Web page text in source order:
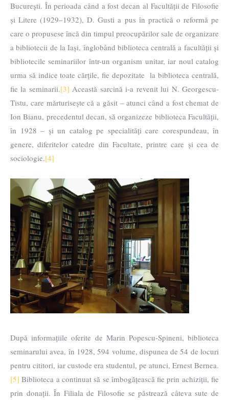
București. În perioada când a fost decan al Facultății de Filosofie
și Litere (1929–1932), D. Gusti a pus în practică o reformă pe
care o propusese încă din timpul preocupărilor sale de organizare
a bibliotecii de la Iași, înglobând biblioteca centrală a facultății și
bibliotecile seminariilor într-un organism unitar, iar noul catalog
urma să indice toate cărțile, fie depozitate la biblioteca centrală,
fie la seminarii.[3] Această sarcină i-a revenit lui N. Georgescu-
Tistu, care mărturisește că a găsit – atunci când a fost chemat de
Ion Bianu, precedentul decan, să organizeze biblioteca Facultății,
în 1928 – și un catalog pe specialități care corespundeau, în
genere, diferitelor catedre din Facultate, printre care și cea de
sociologie.[4]
După informațiile oferite de Marin Popescu-Spineni, biblioteca
seminarului avea, în 1928, 594 volume, dispunea de 54 de locuri
pentru cititori, iar custode era studentul, pe atunci, Ernest Bernea.
[5] Biblioteca a continuat să se îmbogățească fie prin achiziții, fie
prin donații. În Filiala de Filosofie se păstrează câteva sute de